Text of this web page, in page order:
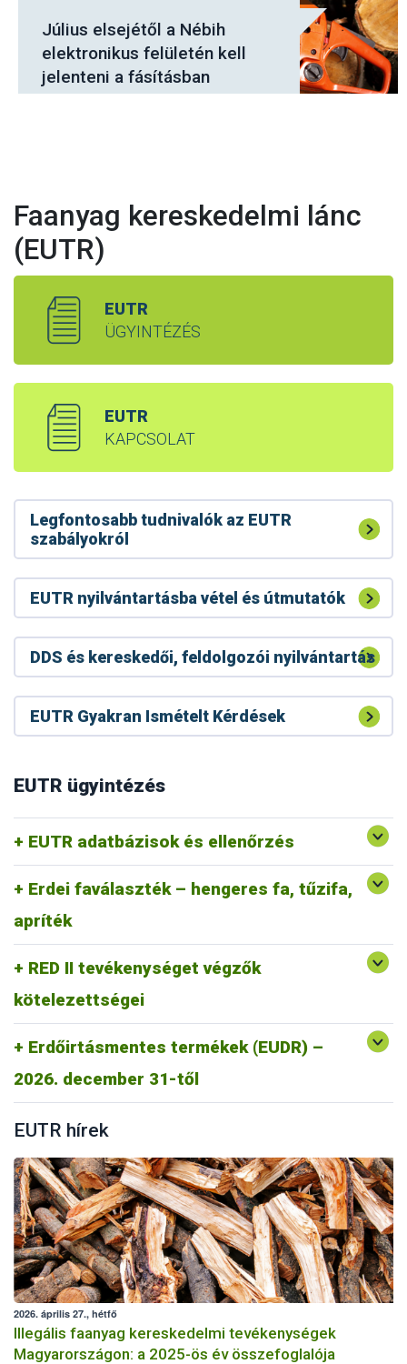
Július elsejétől a Nébih
elektronikus felületén kell
jelenteni a fásításban
tervezett fakitermeléseket
Faanyag kereskedelmi lánc
(EUTR)
EUTR
ÜGYINTÉZÉS
EUTR
KAPCSOLAT
Legfontosabb tudnivalók az EUTR
szabályokról
EUTR nyilvántartásba vétel és útmutatók
DDS és kereskedői, feldolgozói nyilvántartás
EUTR Gyakran Ismételt Kérdések
EUTR ügyintézés
EUTR adatbázisok és ellenőrzés
Erdei faválaszték – hengeres fa, tűzifa,
apríték
RED II tevékenységet végzők
kötelezettségei
célú felhasználása
Módosult a RED II készletek bejelentési felülete
RED II GYIK
Gyakran Ismételt kérdések RED II
Erdőirtásmentes termékek (EUDR) –
2026. december 31-től
https://portal.nebih.gov.hu/eudr
EUTR hírek
2026. április 27., hétfő
Illegális faanyag kereskedelmi tevékenységek
Magyarországon: a 2025-ös év összefoglalója